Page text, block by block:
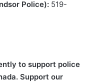
Police): 519-
to support police
Support our